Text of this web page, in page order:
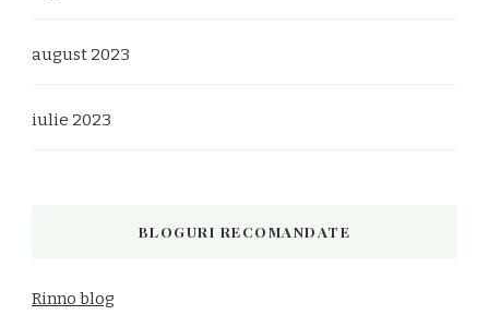
august 2023
iulie 2023
BLOGURI RECOMANDATE
Rinno blog